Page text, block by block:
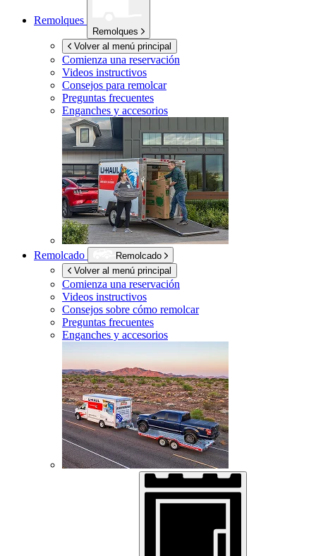
Remolques
Remolques
Volver al menú principal
Comienza una reservación
Videos instructivos
Consejos para remolcar
Preguntas frecuentes
Enganches y accesorios
Remolcado
Remolcado
Volver al menú principal
Comienza una reservación
Videos instructivos
Consejos sobre cómo remolcar
Preguntas frecuentes
Enganches y accesorios